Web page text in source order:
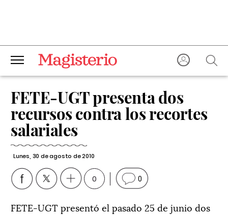
FETE-UGT presenta dos
recursos contra los recortes
salariales
Lunes, 30 de agosto de 2010
0 0
FETE-UGT presentó el pasado 25 de junio dos